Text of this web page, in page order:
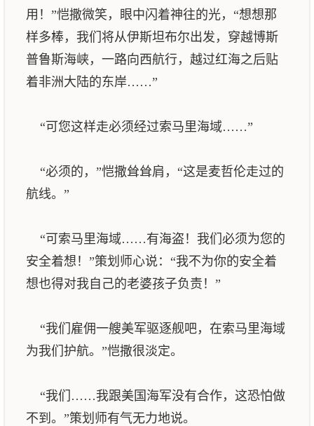
用！”恺撒微笑，眼中闪着神往的光，“想想那
样多棒，我们将从伊斯坦布尔出发，穿越博斯
普鲁斯海峡，一路向西航行，越过红海之后贴
着非洲大陆的东岸……”
“可您这样走必须经过索马里海域……”
“必须的，”恺撒耸耸肩，“这是麦哲伦走过的
航线。”
“可索马里海域……有海盗！我们必须为您的
安全着想！”策划师心说：“我不为你的安全着
想也得对我自己的老婆孩子负责！”
“我们雇佣一艘美军驱逐舰吧，在索马里海域
为我们护航。”恺撒很淡定。
“我们……我跟美国海军没有合作，这恐怕做
不到。”策划师有气无力地说。